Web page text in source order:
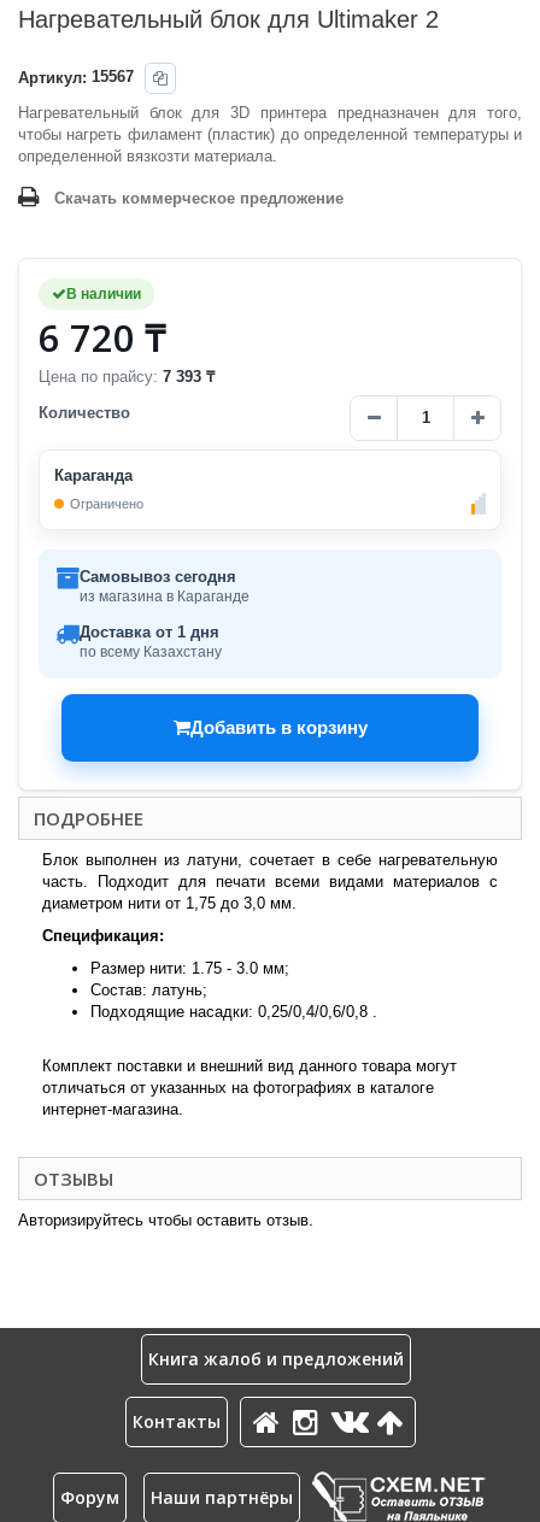
Нагревательный блок для Ultimaker 2
Артикул: 15567
Нагревательный блок для 3D принтера предназначен для того,
чтобы нагреть филамент (пластик) до определенной температуры и
определенной вязкозти материала.
Скачать коммерческое предложение
В наличии
6 720 ₸
Цена по прайсу: 7 393 ₸
Количество
Караганда
Ограничено
Самовывоз сегодня
из магазина в Караганде
Доставка от 1 дня
по всему Казахстану
Добавить в корзину
ПОДРОБНЕЕ
Блок выполнен из латуни, сочетает в себе нагревательную
часть. Подходит для печати всеми видами материалов с
диаметром нити от 1,75 до 3,0 мм.
Спецификация:
Размер нити: 1.75 - 3.0 мм;
Состав: латунь;
Подходящие насадки: 0,25/0,4/0,6/0,8 .
Комплект поставки и внешний вид данного товара могут
отличаться от указанных на фотографиях в каталоге
интернет-магазина.
ОТЗЫВЫ
Авторизируйтесь чтобы оставить отзыв.
Книга жалоб и предложений
Контакты
Форум Наши партнёры